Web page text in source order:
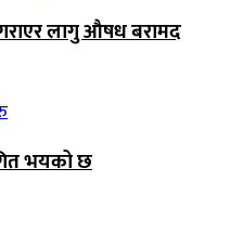
लागु औषध बरामद
भयको छ